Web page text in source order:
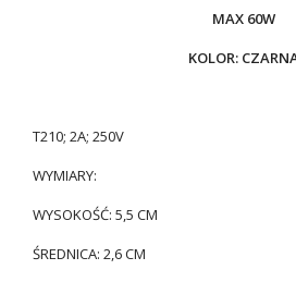
MAX 60W
KOLOR:
T210; 2A; 250V
WYMIARY:
WYSOKOŚĆ: 5,5 CM
ŚREDNICA: 2,6 CM